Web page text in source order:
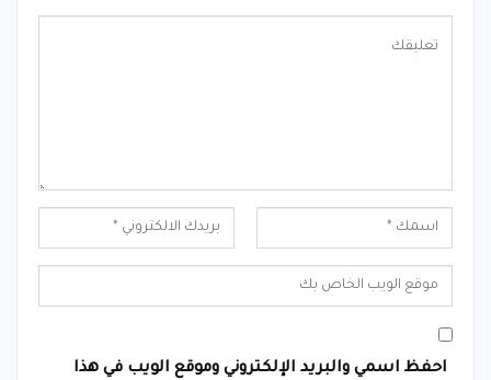
احفظ اسمي والبريد الإلكتروني وموقع الويب في هذا